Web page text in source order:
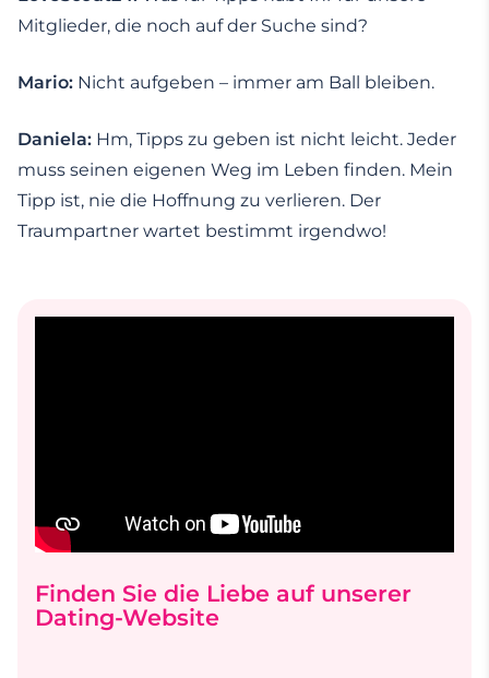
Mitglieder, die noch auf der Suche sind?
Mario: Nicht aufgeben – immer am Ball bleiben.
Daniela: Hm, Tipps zu geben ist nicht leicht. Jeder
muss seinen eigenen Weg im Leben finden. Mein
Tipp ist, nie die Hoffnung zu verlieren. Der
Traumpartner wartet bestimmt irgendwo!
Finden Sie die Liebe auf unserer
Dating-Website